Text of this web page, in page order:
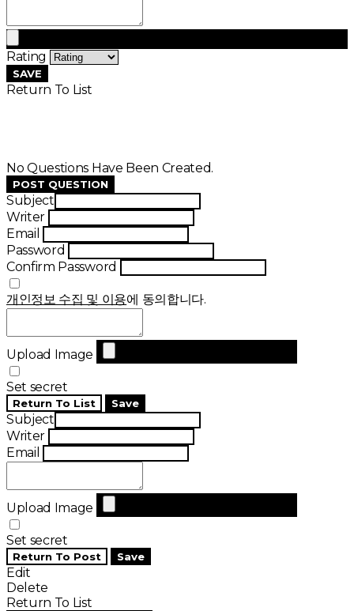
Rating
SAVE
Return To List
No Questions Have Been Created.
POST QUESTION
Subject
Writer
Email
Password
Confirm Password
개인정보 수집 및 이용에 동의합니다.
Upload Image
Set secret
Return To List Save
Subject
Writer
Email
Upload Image
Set secret
Return To Post Save
Edit
Delete
Return To List